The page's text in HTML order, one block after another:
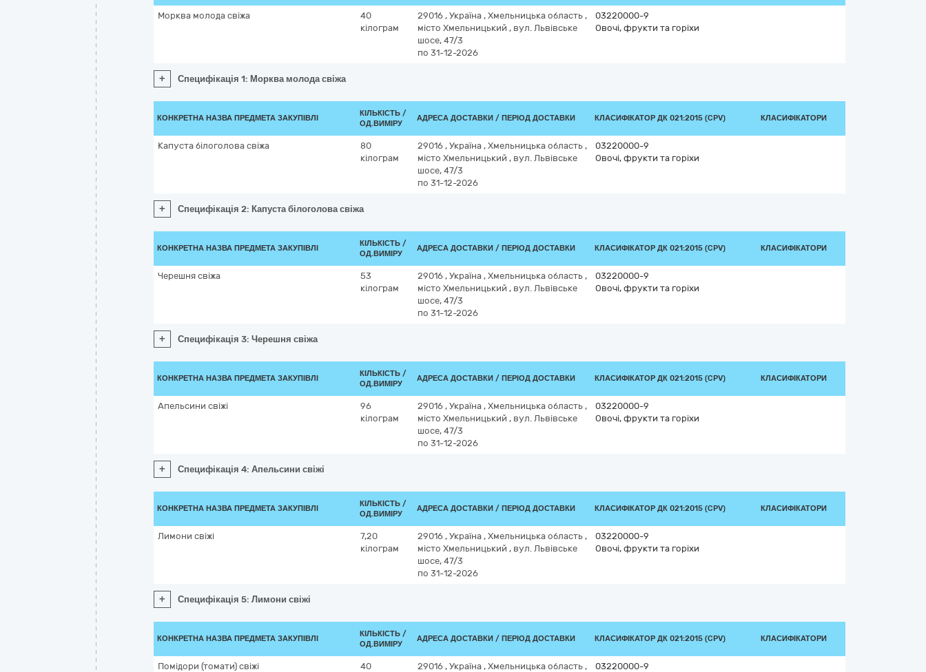
Морква молода свіжа
40
кілограм
29016 , Україна , Хмельницька область ,
місто Хмельницький , вул. Львівське
шосе, 47/3
по 31-12-2026
03220000-9
Овочі, фрукти та горіхи
+ Специфікація 1: Морква молода свіжа
КОНКРЕТНА НАЗВА ПРЕДМЕТА ЗАКУПІВЛІ
КІЛЬКІСТЬ /
ОД.ВИМІРУ
АДРЕСА ДОСТАВКИ / ПЕРІОД ДОСТАВКИ КЛАСИФІКАТОР ДК 021:2015 (CPV) КЛАСИФІКАТОРИ
Капуста білоголова свіжа
80
кілограм
29016 , Україна , Хмельницька область ,
місто Хмельницький , вул. Львівське
шосе, 47/3
по 31-12-2026
03220000-9
Овочі, фрукти та горіхи
+ Специфікація 2: Капуста білоголова свіжа
КОНКРЕТНА НАЗВА ПРЕДМЕТА ЗАКУПІВЛІ
КІЛЬКІСТЬ /
ОД.ВИМІРУ
АДРЕСА ДОСТАВКИ / ПЕРІОД ДОСТАВКИ КЛАСИФІКАТОР ДК 021:2015 (CPV) КЛАСИФІКАТОРИ
Черешня свіжа
53
кілограм
29016 , Україна , Хмельницька область ,
місто Хмельницький , вул. Львівське
шосе, 47/3
по 31-12-2026
03220000-9
Овочі, фрукти та горіхи
+ Специфікація 3: Черешня свіжа
КОНКРЕТНА НАЗВА ПРЕДМЕТА ЗАКУПІВЛІ
КІЛЬКІСТЬ /
ОД.ВИМІРУ
АДРЕСА ДОСТАВКИ / ПЕРІОД ДОСТАВКИ КЛАСИФІКАТОР ДК 021:2015 (CPV) КЛАСИФІКАТОРИ
Апельсини свіжі
96
кілограм
29016 , Україна , Хмельницька область ,
місто Хмельницький , вул. Львівське
шосе, 47/3
по 31-12-2026
03220000-9
Овочі, фрукти та горіхи
+ Специфікація 4: Апельсини свіжі
КОНКРЕТНА НАЗВА ПРЕДМЕТА ЗАКУПІВЛІ
КІЛЬКІСТЬ /
ОД.ВИМІРУ
АДРЕСА ДОСТАВКИ / ПЕРІОД ДОСТАВКИ КЛАСИФІКАТОР ДК 021:2015 (CPV) КЛАСИФІКАТОРИ
Лимони свіжі
7,20
кілограм
29016 , Україна , Хмельницька область ,
місто Хмельницький , вул. Львівське
шосе, 47/3
по 31-12-2026
03220000-9
Овочі, фрукти та горіхи
+ Специфікація 5: Лимони свіжі
КОНКРЕТНА НАЗВА ПРЕДМЕТА ЗАКУПІВЛІ
КІЛЬКІСТЬ /
ОД.ВИМІРУ
АДРЕСА ДОСТАВКИ / ПЕРІОД ДОСТАВКИ КЛАСИФІКАТОР ДК 021:2015 (CPV) КЛАСИФІКАТОРИ
Помідори (томати) свіжі
40
29016 , Україна , Хмельницька область ,
03220000-9